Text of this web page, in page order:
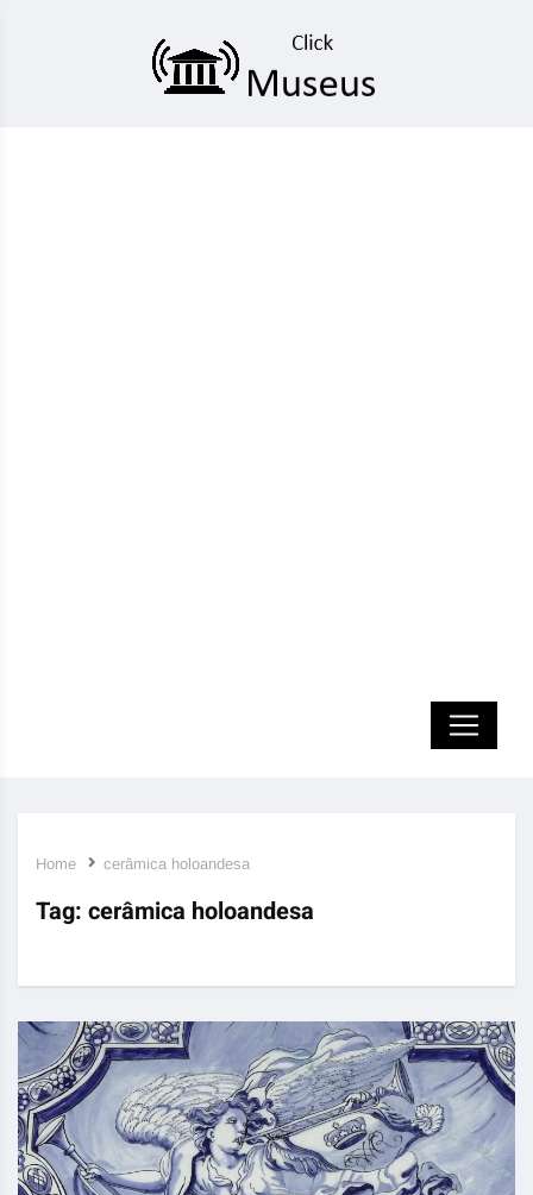
Home cerâmica holoandesa
Tag: cerâmica holoandesa